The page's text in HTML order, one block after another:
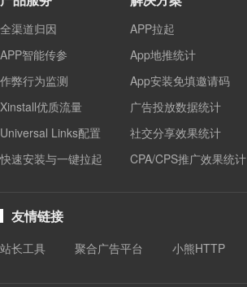
全渠道归因
APP智能传参
作弊行为监测
Xinstall优质流量
Universal Links配置
快速安装与一键拉起
APP拉起
App地推统计
App安装免填邀请码
广告投放数据统计
社交分享效果统计
CPA/CPS推广效果统计
友情链接
站长工具 聚合广告平台 小熊HTTP